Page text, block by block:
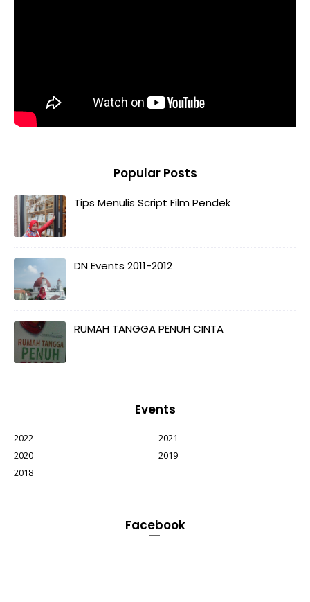
Popular Posts
Tips Menulis Script Film Pendek
DN Events 2011-2012
RUMAH TANGGA PENUH CINTA
Events
2022
2021
2020
2019
2018
Facebook